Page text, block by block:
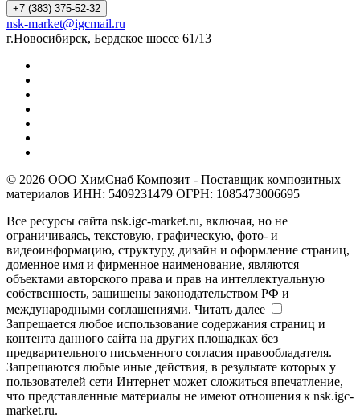
+7 (383) 375-52-32
nsk-market@igcmail.ru
г.Новосибирск, Бердское шоссе 61/13
© 2026 ООО ХимСнаб Композит - Поставщик композитных
материалов ИНН: 5409231479 ОГРН: 1085473006695
Все ресурсы сайта nsk.igc-market.ru, включая, но не
ограничиваясь, текстовую, графическую, фото- и
видеоинформацию, структуру, дизайн и оформление страниц,
доменное имя и фирменное наименование, являются
объектами авторского права и прав на интеллектуальную
собственность, защищены законодательством РФ и
международными соглашениями. Читать далее
Запрещается любое использование содержания страниц и
контента данного сайта на других площадках без
предварительного письменного согласия правообладателя.
Запрещаются любые иные действия, в результате которых у
пользователей сети Интернет может сложиться впечатление,
что представленные материалы не имеют отношения к nsk.igc-
market.ru.